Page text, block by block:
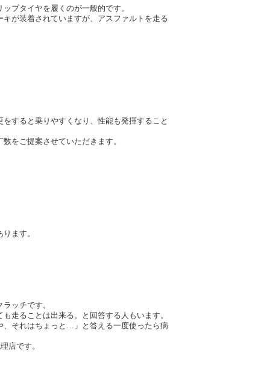
プタイヤを履くのが一般的です。
が装着されていますが、アスファルトを走る
すると乗りやすくなり、性能も発揮すること
をご提案させていただきます。
ます。
ッチです。
走ることは出来る。と回答する人もいます。
、それはちょっと…」と答える一度使ったら病
店です。